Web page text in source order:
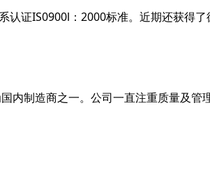
证IS0900l：2000标准。近期还获得了
内制造商之一。公司一直注重质量及管